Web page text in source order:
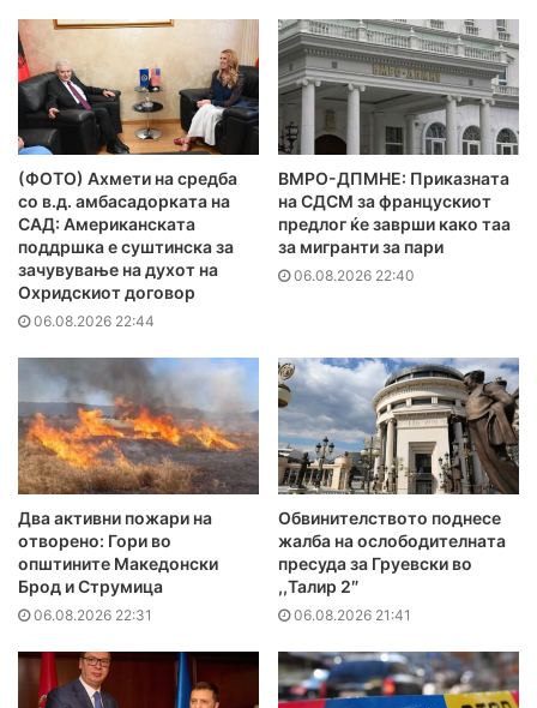
(ФОТО) Ахмети на средба
со в.д. амбасадорката на
САД: Американската
поддршка е суштинска за
зачувување на духот на
Охридскиот договор
06.08.2026 22:44
ВМРО-ДПМНЕ: Приказната
на СДСМ за францускиот
предлог ќе заврши како таа
за мигранти за пари
06.08.2026 22:40
Два активни пожари на
отворено: Гори во
општините Македонски
Брод и Струмица
06.08.2026 22:31
Обвинителството поднесе
жалба на ослободителната
пресуда за Груевски во
,,Талир 2″
06.08.2026 21:41